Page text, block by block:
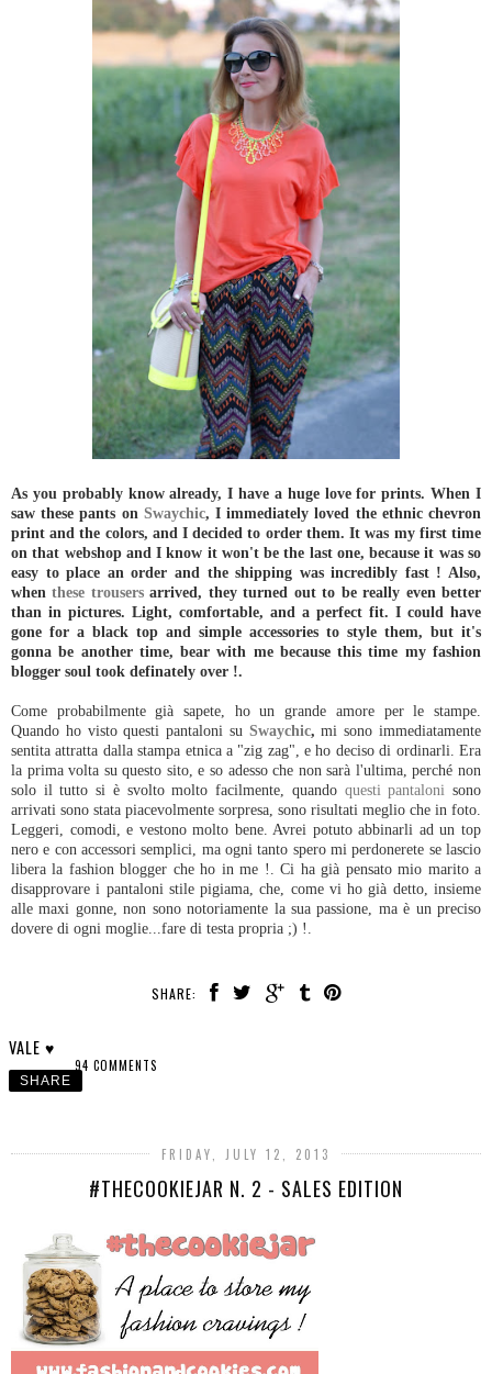
As you probably know already, I have a huge love for prints. When I
saw these pants on Swaychic, I immediately loved the ethnic chevron
print and the colors, and I decided to order them. It was my first time
on that webshop and I know it won't be the last one, because it was so
easy to place an order and the shipping was incredibly fast ! Also,
whenthese trousersarrived, they turned out to be really even better
than in pictures. Light, comfortable, and a perfect fit. I could have
gone for a black top and simple accessories to style them, but it's
gonna be another time, bear with me because this time my fashion
blogger soul took definately over !.
Come probabilmente già sapete, ho un grande amore per le stampe.
Quando ho visto questi pantaloni su Swaychic, mi sono immediatamente
sentita attratta dalla stampa etnica a "zig zag", e ho deciso di ordinarli. Era
la prima volta su questo sito, e so adesso che non sarà l'ultima, perché non
solo il tutto si è svolto molto facilmente, quando questi pantaloni sono
arrivati sono stata piacevolmente sorpresa, sono risultati meglio che in foto.
Leggeri, comodi, e vestono molto bene. Avrei potuto abbinarli ad un top
nero e con accessori semplici, ma ogni tanto spero mi perdonerete se lascio
libera la fashion blogger che ho in me !. Ci ha già pensato mio marito a
disapprovare i pantaloni stile pigiama, che, come vi ho già detto, insieme
alle maxi gonne, non sono notoriamente la sua passione, ma è un preciso
dovere di ogni moglie...fare di testa propria ;) !.
SHARE:
VALE ♥
94 COMMENTS
SHARE
FRIDAY, JULY 12, 2013
#THECOOKIEJAR N. 2 - SALES EDITION